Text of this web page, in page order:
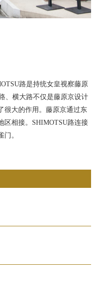
路是持统女皇视察藤原
、横大路不仅是藤原京设计
很大的作用。藤原京通过东
区相接。SHIMOTSU路连接
。